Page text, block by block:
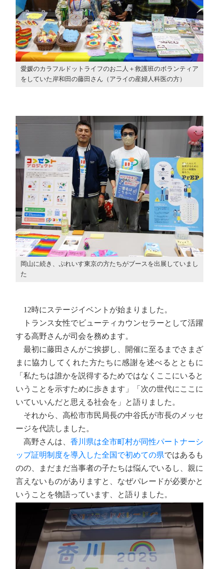
愛媛のカラフルドットライフのお二人＋救護班のボランティア
をしていた岸和田の藤田さん（アライの産婦人科医の方）
岡山に続き、ぷれいす東京の方たちがブースを出展していまし
た
12時にステージイベントが始まりました。
トランス女性でビューティカウンセラーとして活躍
する高野さんが司会を務めます。
最初に藤田さんがご挨拶し、開催に至るまでさまざ
まに協力してくれた方たちに感謝を述べるとともに
「私たちは誰かを説得するためではなくここにいると
いうことを示すために歩きます」「次の世代にここに
いていいんだと思える社会を」と語りました。
それから、高松市市民局長の中谷氏が市長のメッセ
ージを代読しました。
高野さんは、 香川県は全市町村が同性パートナーシ
ップ証明制度を導入した全国で初めての県ではあるも
のの、まだまだ当事者の子たちは悩んでいるし、親に
言えないものがありますと、なぜパレードが必要かと
いうことを物語っています、と語りました。